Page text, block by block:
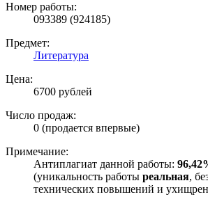
Номер работы:
093389 (924185)
Предмет:
Литература
Цена:
6700 рублей
Число продаж:
0 (продается впервые)
Примечание:
Антиплагиат данной работы:
(уникальность работы реальная,
технических повышений и